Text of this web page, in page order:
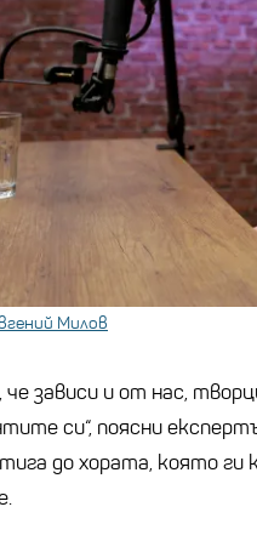
Милов
че зависи и от нас,
си“, поясни
до хората, която ги